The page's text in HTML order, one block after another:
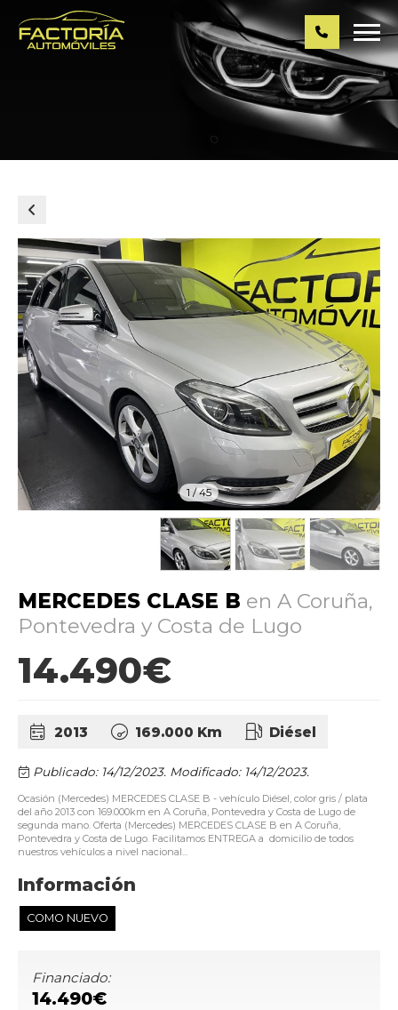
1/45
MERCEDES CLASE B en A Coruña,
Pontevedra y Costa de Lugo
14.490€
2013 169.000 Km Diésel
Publicado: 14/12/2023. Modificado: 14/12/2023.
Ocasión (Mercedes) MERCEDES CLASE B - vehículo Diésel, color gris / plata
del año 2013 con 169.000km en A Coruña, Pontevedra y Costa de Lugo de
segunda mano. Oferta (Mercedes) MERCEDES CLASE B en A Coruña,
Pontevedra y Costa de Lugo. Facilitamos ENTREGA a domicilio de todos
nuestros vehículos a nivel nacional...
Información
COMO NUEVO
Financiado:
14.490€